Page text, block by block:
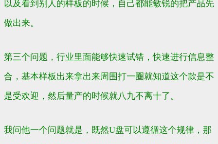
以及看到别人的样板的时候，自己都能敏锐的把产品先
做出来。
第三个问题，行业里面能够快速试错，快速进行信息整
合，基本样板出来拿出来周围打一圈就知道这个款是不
是受欢迎，然后量产的时候就八九不离十了。
我问他一个问题就是，既然U盘可以遵循这个规律，那